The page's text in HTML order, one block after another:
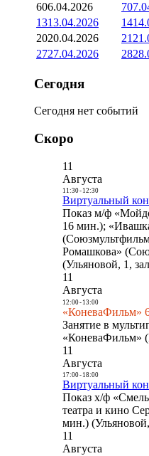
606.04.2026 7
1313.04.2026 14
2020.04.2026 21
2727.04.2026 28
Сегодня
Сегодня нет событий
Скоро
11
Августа
11:30- 12:30
Виртуальный
Показ м/ф
16 мин.);
Ромашкова»
(Ульяновой, 1,
11
Августа
12:00- 13:00
«КоневаФильм»
Занятие в
«КоневаФильм»
11
Августа
17:00- 18:00
Виртуальный
Показ х/ф
театра и кино
мин.)
11
Августа